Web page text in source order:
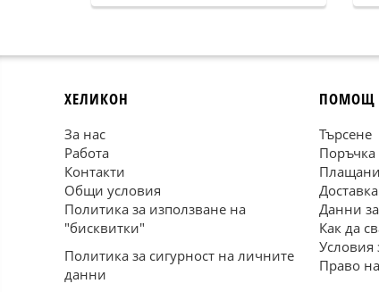
ХЕЛИКОН
За нас
Работа
Контакти
Общи условия
Политика за използване на
"бисквитки"
Политика за сигурност на личните
данни
ПОМОЩ
Търсене
Поръчка
Доставка
Данни
Как да
Условия
Право